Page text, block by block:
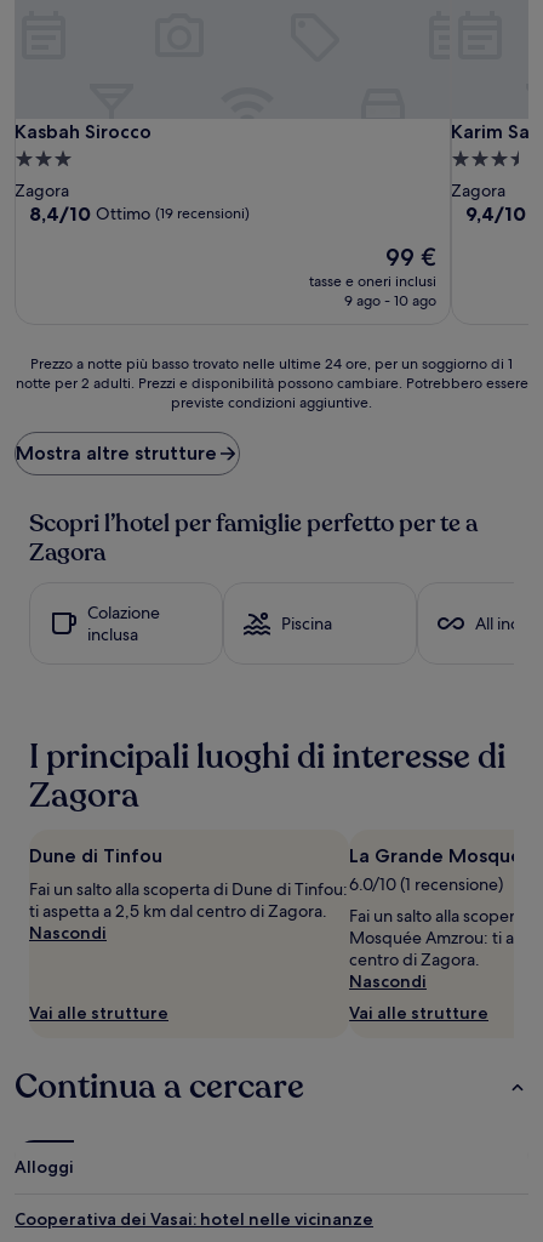
Kasbah Sirocco
Kasbah Sirocco
Struttura
a
3.0
Zagora
8.4
8,4/10 Ottimo (19 recensioni)
Il
prezzo
attuale
99 €
tasse e oneri inclusi
9 ago - 10 ago
Karim
Karim
Struttura
a
3.5
Zagora
9.4
9,4/10
Prezzo
a
più
basso
trovato
ultime
ore,
soggiorno
adulti.
Prezzi
cambiare.
Potrebbero
essere
previste
Prezzo a notte più basso trovato nelle ultime 24 ore, per un soggiorno di 1
notte per 2 adulti. Prezzi e disponibilità possono cambiare. Potrebbero essere
previste condizioni aggiuntive.
Mostra altre strutture
Scopri l’hotel per famiglie perfetto per te a
Zagora
Colazione
inclusa
Piscina All
I principali luoghi di interesse di
Zagora
Dune di Tinfou
Fai un salto alla scoperta di Dune di Tinfou:
ti aspetta a 2,5 km dal centro di Zagora.
Nascondi
Vai alle strutture
La Grande Mosquée
6.0/10 (1 recensione)
Fai un salto alla scoperta
Mosquée Amzrou: ti
centro di Zagora.
Nascondi
Vai alle strutture
Continua a cercare
Alloggi
Cooperativa dei Vasai: hotel nelle vicinanze